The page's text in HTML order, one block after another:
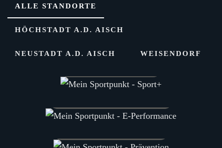
ALLE STANDORTE
HÖCHSTADT A.D. AISCH
NEUSTADT A.D. AISCH WEISENDORF